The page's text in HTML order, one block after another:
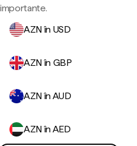
importante.
AZN în USD
AZN în GBP
AZN în AUD
AZN în AED